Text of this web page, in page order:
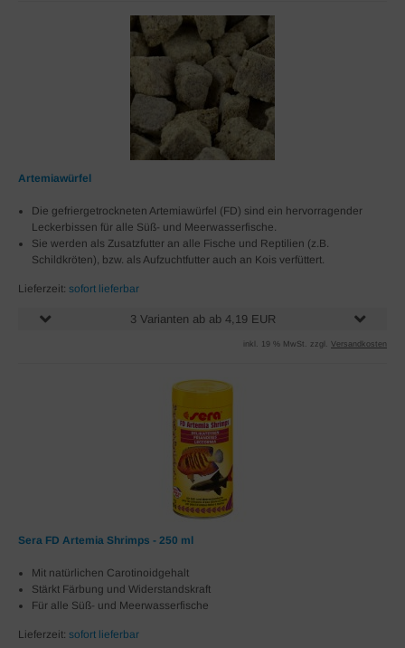
Artemiawürfel
Die gefriergetrockneten Artemiawürfel (FD) sind ein hervorragender
Leckerbissen für alle Süß- und Meerwasserfische.
Sie werden als Zusatzfutter an alle Fische und Reptilien (z.B.
Schildkröten), bzw. als Aufzuchtfutter auch an Kois verfüttert.
Lieferzeit: sofort lieferbar
3 Varianten ab ab 4,19 EUR
inkl. 19 % MwSt. zzgl. Versandkosten
Sera FD Artemia Shrimps - 250 ml
Mit natürlichen Carotinoidgehalt
Stärkt Färbung und Widerstandskraft
Für alle Süß- und Meerwasserfische
Lieferzeit: sofort lieferbar